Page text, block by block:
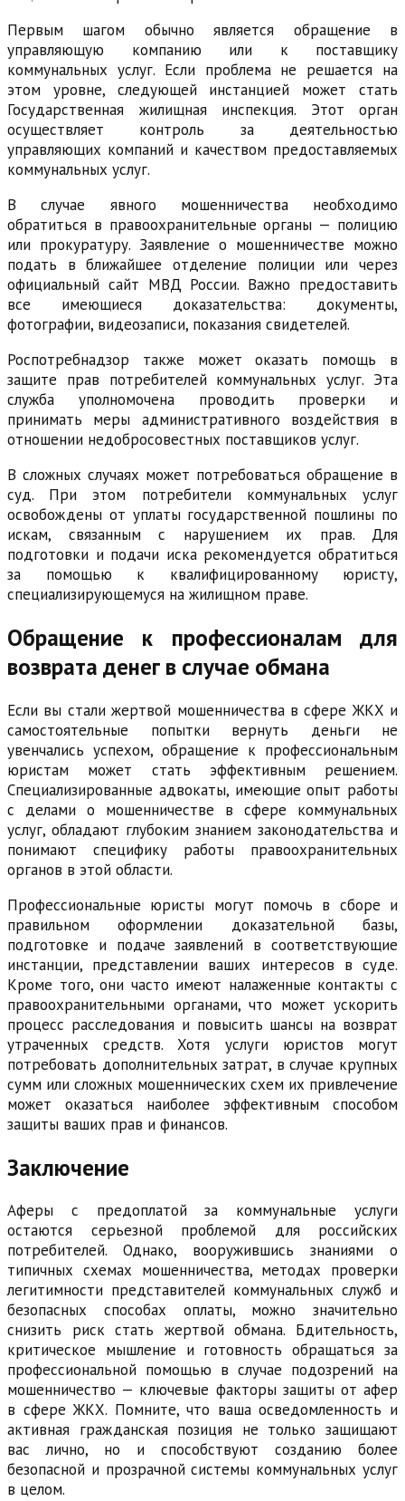
Первым шагом обычно является обращение в
управляющую компанию или к поставщику
коммунальных услуг. Если проблема не решается на
этом уровне, следующей инстанцией может стать
Государственная жилищная инспекция. Этот орган
осуществляет контроль за деятельностью
управляющих компаний и качеством предоставляемых
коммунальных услуг.
В случае явного мошенничества необходимо
обратиться в правоохранительные органы — полицию
или прокуратуру. Заявление о мошенничестве можно
подать в ближайшее отделение полиции или через
официальный сайт МВД России. Важно предоставить
все имеющиеся доказательства: документы,
фотографии, видеозаписи, показания свидетелей.
Роспотребнадзор также может оказать помощь в
защите прав потребителей коммунальных услуг. Эта
служба уполномочена проводить проверки и
принимать меры административного воздействия в
отношении недобросовестных поставщиков услуг.
В сложных случаях может потребоваться обращение в
суд. При этом потребители коммунальных услуг
освобождены от уплаты государственной пошлины по
искам, связанным с нарушением их прав. Для
подготовки и подачи иска рекомендуется обратиться
за помощью к квалифицированному юристу,
специализирующемуся на жилищном праве.
Обращение к профессионалам для
возврата денег в случае обмана
Если вы стали жертвой мошенничества в сфере ЖКХ и
самостоятельные попытки вернуть деньги не
увенчались успехом, обращение к профессиональным
юристам может стать эффективным решением.
Специализированные адвокаты, имеющие опыт работы
с делами о мошенничестве в сфере коммунальных
услуг, обладают глубоким знанием законодательства и
понимают специфику работы правоохранительных
органов в этой области.
Профессиональные юристы могут помочь в сборе и
правильном оформлении доказательной базы,
подготовке и подаче заявлений в соответствующие
инстанции, представлении ваших интересов в суде.
Кроме того, они часто имеют налаженные контакты с
правоохранительными органами, что может ускорить
процесс расследования и повысить шансы на возврат
утраченных средств. Хотя услуги юристов могут
потребовать дополнительных затрат, в случае крупных
сумм или сложных мошеннических схем их привлечение
может оказаться наиболее эффективным способом
защиты ваших прав и финансов.
Заключение
Аферы с предоплатой за коммунальные услуги
остаются серьезной проблемой для российских
потребителей. Однако, вооружившись знаниями о
типичных схемах мошенничества, методах проверки
легитимности представителей коммунальных служб и
безопасных способах оплаты, можно значительно
снизить риск стать жертвой обмана. Бдительность,
критическое мышление и готовность обращаться за
профессиональной помощью в случае подозрений на
мошенничество — ключевые факторы защиты от афер
в сфере ЖКХ. Помните, что ваша осведомленность и
активная гражданская позиция не только защищают
вас лично, но и способствуют созданию более
безопасной и прозрачной системы коммунальных услуг
в целом.